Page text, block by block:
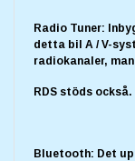
Radio Tuner:
detta bil A / V-
radiokanaler,
RDS stöds också.
Bluetooth: Det